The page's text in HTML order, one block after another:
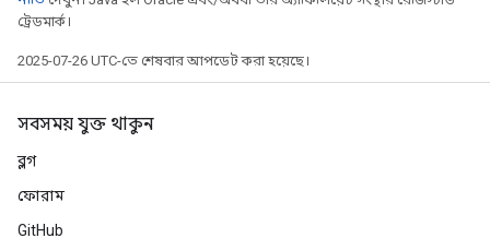
ট্রেডমার্ক।
2025-07-26 UTC-তে শেষবার আপডেট করা হয়েছে।
সবসময় যুক্ত থাকুন
ব্লগ
ফোরাম
GitHub